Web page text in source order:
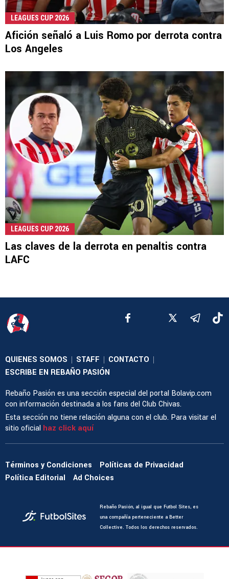
LEAGUES CUP 2026
Afición señaló a Luis Romo por derrota contra
Los Angeles
LEAGUES CUP 2026
Las claves de la derrota en penaltis contra
LAFC
QUIENES SOMOS | STAFF | CONTACTO |
ESCRIBE EN REBAÑO PASIÓN
Rebaño Pasión es una sección especial del portal Bolavip.com
con información destinada a los fans del Club Chivas.
Esta sección no tiene relación alguna con el club. Para visitar el
sitio oficial haz click aquí
Términos y Condiciones
Políticas de Privacidad
Política Editorial
Ad Choices
Rebaño Pasión, al igual que Futbol Sites, es
una compañía perteneciente a Better
Collective. Todos los derechos reservados.